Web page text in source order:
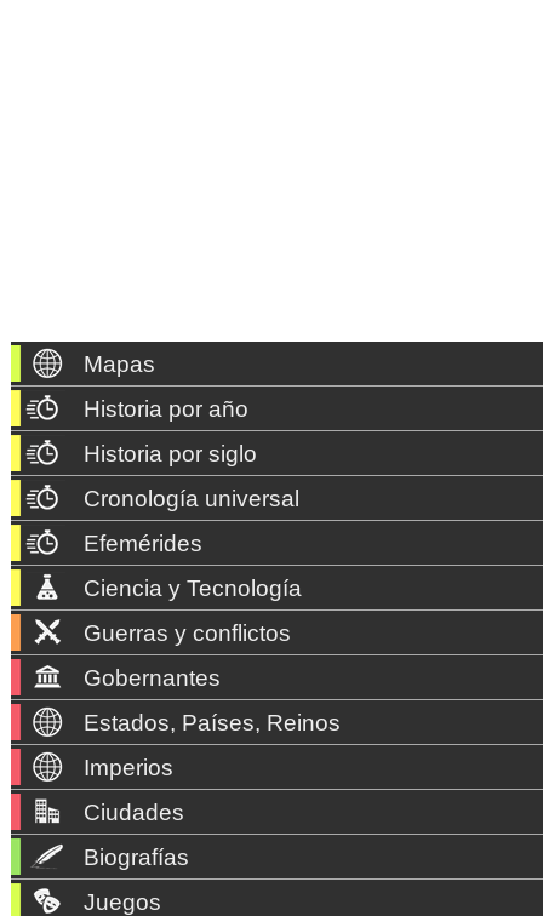
Mapas
Historia por año
Historia por siglo
Cronología universal
Efemérides
Ciencia y Tecnología
Guerras y conflictos
Gobernantes
Estados, Países, Reinos
Imperios
Ciudades
Biografías
Juegos